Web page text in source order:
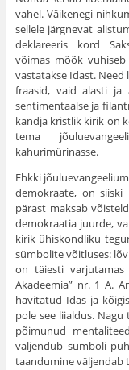
vahel. Väikenegi
sellele järgnevat
deklareeris kord
võimas mõõk
vastatakse Idast.
fraasid, vaid alasti ja
sentimentaalse ja
kandja kristlik kirik on
tema
kahurimürinasse.
Ehkki
demokraate, on siiski
pärast maksab
demokraatia juurde,
kirik ühiskondliku
sümbolite võitluses:
on täiesti
Akadeemia” nr. 1 A.
hävitatud Idas ja
pole see liialdus.
põimunud
väljendub sümboli
taandumine väljendab